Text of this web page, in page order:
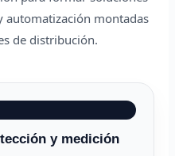
automatización montadas
de distribución.
y medición